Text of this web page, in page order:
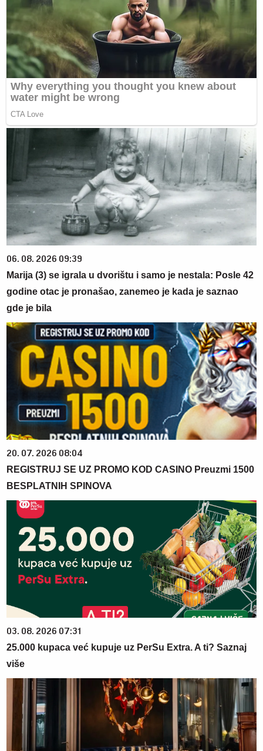
06. 08. 2026 09:39
Marija (3) se igrala u dvorištu i samo je nestala: Posle 42
godine otac je pronašao, zanemeo je kada je saznao
gde je bila
20. 07. 2026 08:04
REGISTRUJ SE UZ PROMO KOD CASINO Preuzmi 1500
BESPLATNIH SPINOVA
03. 08. 2026 07:31
25.000 kupaca već kupuje uz PerSu Extra. A ti? Saznaj
više